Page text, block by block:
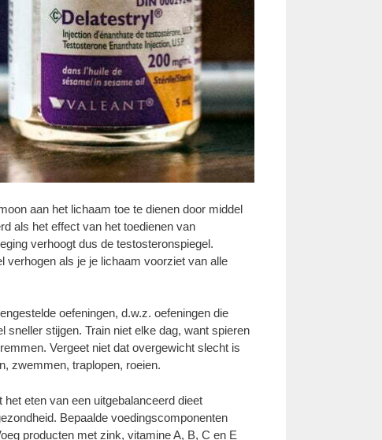
aan het lichaam toe te dienen door middel
als het effect van het toedienen van
verhoogt dus de testosteronspiegel.
verhogen als je je lichaam voorziet van alle
oefeningen, d.w.z. oefeningen die
stijgen. Train niet elke dag, want spieren
Vergeet niet dat overgewicht slecht is
zwemmen, traplopen, roeien.
eten van een uitgebalanceerd dieet
Bepaalde voedingscomponenten
producten met zink, vitamine A, B, C en E